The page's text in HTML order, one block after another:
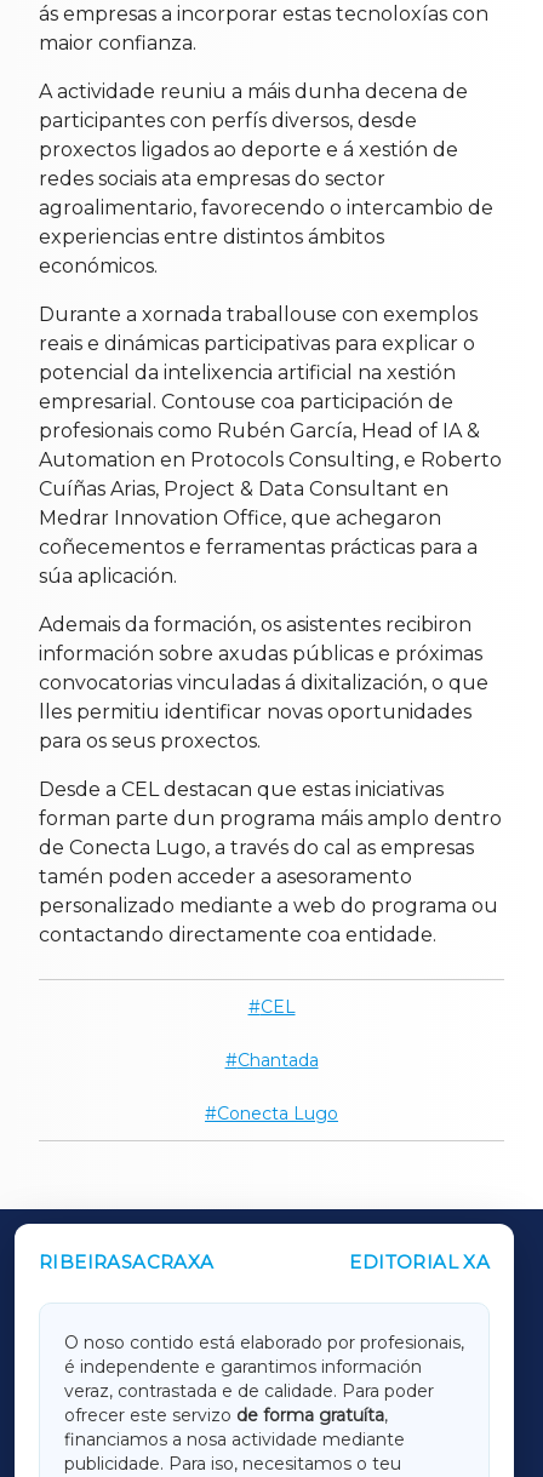
ás empresas a incorporar estas tecnoloxías con
maior confianza.
A actividade reuniu a máis dunha decena de
participantes con perfís diversos, desde
proxectos ligados ao deporte e á xestión de
redes sociais ata empresas do sector
agroalimentario, favorecendo o intercambio de
experiencias entre distintos ámbitos
económicos.
Durante a xornada traballouse con exemplos
reais e dinámicas participativas para explicar o
potencial da intelixencia artificial na xestión
empresarial. Contouse coa participación de
profesionais como Rubén García, Head of IA &
Automation en Protocols Consulting, e Roberto
Cuíñas Arias, Project & Data Consultant en
Medrar Innovation Office, que achegaron
coñecementos e ferramentas prácticas para a
súa aplicación.
Ademais da formación, os asistentes recibiron
información sobre axudas públicas e próximas
convocatorias vinculadas á dixitalización, o que
lles permitiu identificar novas oportunidades
para os seus proxectos.
Desde a CEL destacan que estas iniciativas
forman parte dun programa máis amplo dentro
de Conecta Lugo, a través do cal as empresas
tamén poden acceder a asesoramento
personalizado mediante a web do programa ou
contactando directamente coa entidade.
CEL
Chantada
Conecta Lugo
RIBEIRASACRAXA EDITORIAL XA
O noso contido está elaborado por profesionais,
é independente e garantimos información
veraz, contrastada e de calidade. Para poder
ofrecer este servizo de forma gratuíta,
financiamos a nosa actividade mediante
publicidade. Para iso, necesitamos o teu
OUTROS PERIÓDICOS
LUGOXA
TERRACHAXA